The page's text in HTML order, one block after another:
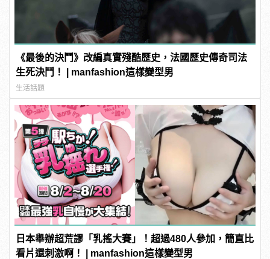
《最後的決鬥》改編真實殘酷歷史，法國歷史傳奇司法
生死決鬥！ | manfashion這樣變型男
生活話題
日本舉辦超荒謬「乳搖大賽」！超過480人參加，簡直比
看片還刺激啊！ | manfashion這樣變型男